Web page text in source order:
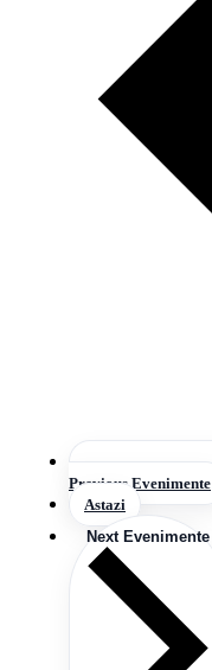
Previous Evenimente
Astazi
Next Evenimente